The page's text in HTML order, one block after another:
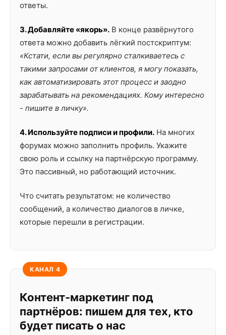
ответы.
3. Добавляйте «якорь». В конце развёрнутого
ответа можно добавить лёгкий постскриптум:
«Кстати, если вы регулярно сталкиваетесь с
такими запросами от клиентов, я могу показать,
как автоматизировать этот процесс и заодно
зарабатывать на рекомендациях. Кому интересно
- пишите в личку».
4. Используйте подписи и профили. На многих
форумах можно заполнить профиль. Укажите
свою роль и ссылку на партнёрскую программу.
Это пассивный, но работающий источник.
Что считать результатом: не количество
сообщений, а количество диалогов в личке,
которые перешли в регистрации.
КАНАЛ 4
Контент-маркетинг под
партнёров: пишем для тех, кто
будет писать о нас